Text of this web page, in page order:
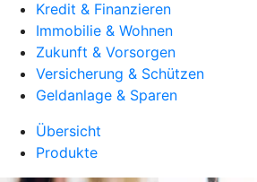
Kredit & Finanzieren
Immobilie & Wohnen
Zukunft & Vorsorgen
Versicherung & Schützen
Geldanlage & Sparen
Übersicht
Produkte